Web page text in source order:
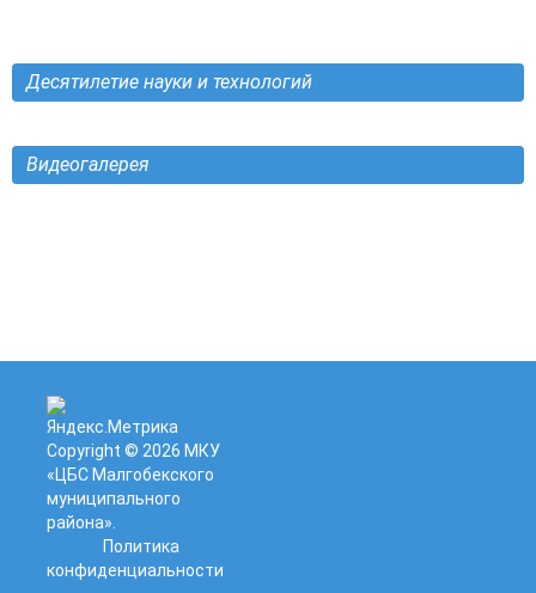
Десятилетие науки и технологий
Видеогалерея
Copyright © 2026 МКУ
«ЦБС Малгобекского
муниципального
района»
Политика
конфиденциальности